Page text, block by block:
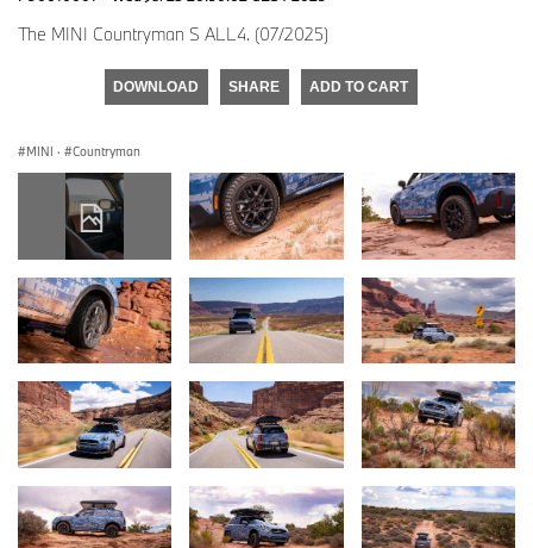
The MINI Countryman S ALL4. (07/2025)
DOWNLOAD SHARE ADD TO CART
MINI · Countryman